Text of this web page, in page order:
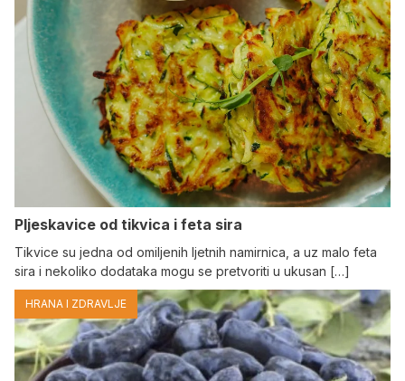
Pljeskavice od tikvica i feta sira
Tikvice su jedna od omiljenih ljetnih namirnica, a uz malo feta
sira i nekoliko dodataka mogu se pretvoriti u ukusan […]
HRANA I ZDRAVLJE